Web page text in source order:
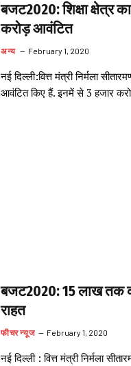
बजट2020: शिक्षा क्षेत्र
करोड़ आवंटित
अन्य February 1, 2020
नई दिल्ली:वित्त मंत्री निर्मला
आवंटित किए हैं. इनमें से 3 हजार
बजट2020: 15 लाख तक
राहत
फीचर न्यूज February 1, 2020
नई दिल्ली : वित्त मंत्री निर्मला